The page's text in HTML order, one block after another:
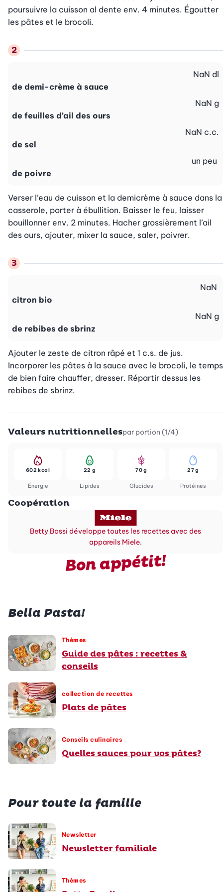
poursuivre la cuisson al dente env. 4 minutes. Égoutter
les pâtes et le brocoli.
de demi-crème à sauce
NaN dl
de feuilles d’ail des ours
NaN g
de sel
NaN c.c.
de poivre
un peu
Verser l’eau de cuisson et la demicrème à sauce dans la
casserole, porter à ébullition. Baisser le feu, laisser
bouillonner env. 2 minutes. Hacher grossièrement l’ail
des ours, ajouter, mixer la sauce, saler, poivrer.
citron bio
NaN
de rebibes de sbrinz
NaN g
Ajouter le zeste de citron râpé et 1 c.s. de jus.
Incorporer les pâtes à la sauce avec le brocoli, le temps
de bien faire chauffer, dresser. Répartir dessus les
rebibes de sbrinz.
Valeurs nutritionnellespar portion (1/4)
Énergie
602 kcal
Lipides
22 g
Glucides
70 g
Protéines
27 g
Coopération
Betty Bossi développe toutes les recettes avec des
appareils Miele.
Bon appétit!
Bella Pasta!
Thèmes
Guide des pâtes : recettes &
conseils
collection de recettes
Plats de pâtes
Conseils culinaires
Quelles sauces pour vos pâtes?
Pour toute la famille
Newsletter
Newsletter familiale
Thèmes